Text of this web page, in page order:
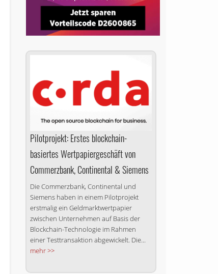
Pilotprojekt: Erstes block­chain­
basiertes Wertpapier­geschäft von
Commerzbank, Continental & Siemens
Die Commerzbank, Continental und
Siemens haben in einem Pilotprojekt
erstmalig ein Geld­markt­wert­papier
zwischen Unternehmen auf Basis der
Blockchain-Technologie im Rahmen
einer Testtransaktion abgewickelt. Die...
mehr >>